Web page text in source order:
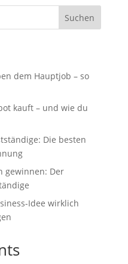
Suchen
dem Hauptjob – so
kauft – und wie du
Die besten
gewinnen: Der
Idee wirklich